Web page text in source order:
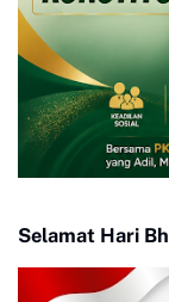
Selamat Hari